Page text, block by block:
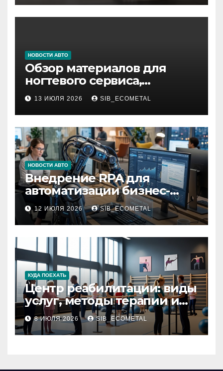
НОВОСТИ АВТО
Обзор материалов для
ногтевого сервиса,
наращивания ресниц и
депиляции
13 ИЮЛЯ 2026 SIB_ECOMETAL
НОВОСТИ АВТО
Внедрение RPA для
автоматизации бизнес-
процессов
12 ИЮЛЯ 2026 SIB_ECOMETAL
КУДА ПОЕХАТЬ
Центр реабилитации: виды
услуг, методы терапии и
критерии качества
8 ИЮЛЯ 2026 SIB_ECOMETAL